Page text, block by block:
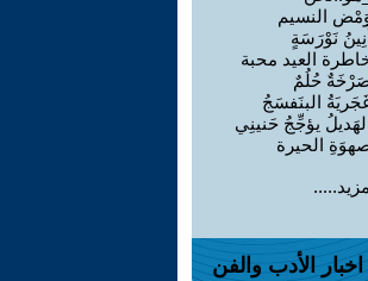
النسيم
نَوْرَسَةٍ
العيد محبة
حُلُمٌ
البنَفسَجُ
يؤجِّجُ حَنينِي
الحيرة
اخبار الأدب والفن